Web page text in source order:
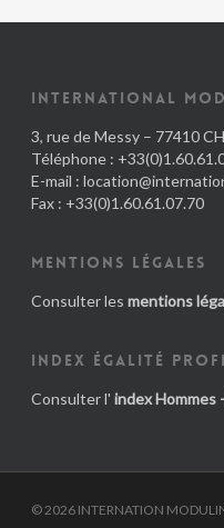
INTERNATIONAL
3, rue de Messy – 77410
Téléphone :
E-mail :
Fax : +33(0)1.60.61.07.70
MENTIONS LÉGALES
Consulter les mentions
INDEX ÉGALITÉ
Consulter l' index Hommes
© 2026 INTERNATION